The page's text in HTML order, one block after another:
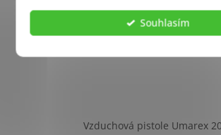
Souhlasím
Vzduchová pistole Umarex